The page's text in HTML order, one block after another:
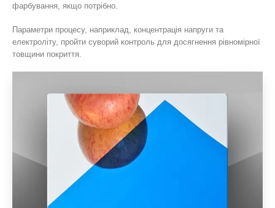
фарбування, якщо потрібно.
Параметри процесу, наприклад, концентрація напруги та
електроліту, пройти суворий контроль для досягнення рівномірної
товщини покриття.